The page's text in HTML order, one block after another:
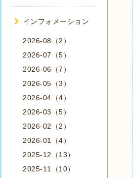
インフォメーション
2026-08（2）
2026-07（5）
2026-06（7）
2026-05（3）
2026-04（4）
2026-03（5）
2026-02（2）
2026-01（4）
2025-12（13）
2025-11（10）